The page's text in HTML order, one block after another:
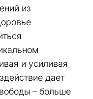
из
и усиливая
дает
– больше